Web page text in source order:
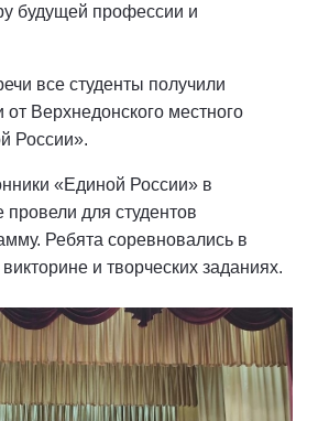
будущей профессии и
все студенты получили
Верхнедонского местного
России».
«Единой России» в
для студентов
Ребята соревновались в
и творческих заданиях.